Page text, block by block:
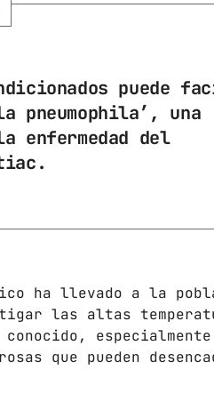
TODA LA ACTITUD
ANGEL RAMIREZ
AM - 12:00 PM
puede
una
enfermedad del
ha llevado a la
las altas
que pueden